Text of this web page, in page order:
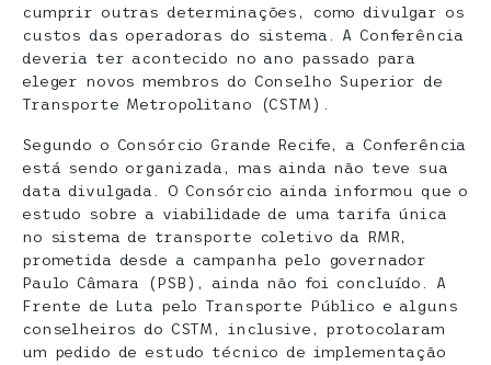
cumprir outras determinações, como divulgar os
custos das operadoras do sistema. A Conferência
deveria ter acontecido no ano passado para
eleger novos membros do Conselho Superior de
Transporte Metropolitano (CSTM).
Segundo o Consórcio Grande Recife, a Conferência
está sendo organizada, mas ainda não teve sua
data divulgada. O Consórcio ainda informou que o
estudo sobre a viabilidade de uma tarifa única
no sistema de transporte coletivo da RMR,
prometida desde a campanha pelo governador
Paulo Câmara (PSB), ainda não foi concluído. A
Frente de Luta pelo Transporte Público e alguns
conselheiros do CSTM, inclusive, protocolaram
um pedido de estudo técnico de implementação